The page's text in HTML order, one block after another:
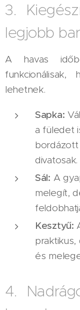
3.
legjobb
A havas
lehetnek.
Sapka:
a füledet
bordázott
divatosak.
Sál: A
melegít,
Kesztyű:
és
4.